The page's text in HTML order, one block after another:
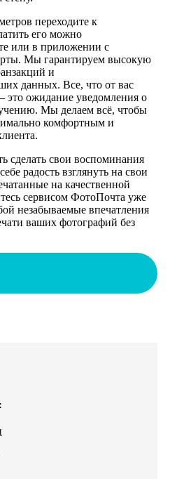
переходите к
его можно
или в приложении с
Мы гарантируем высокую
и
данных. Все, что от вас
это ожидание уведомления о
Мы делаем всё, чтобы
комфортным и
сделать свои воспоминания
радость взглянуть на свои
на качественной
сервисом ФотоПочта уже
незабываемые впечатления
ваших фотографий без